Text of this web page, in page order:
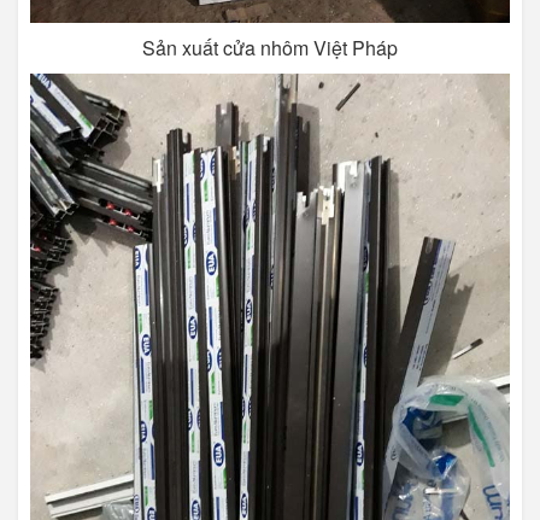
Sản xuất cửa nhôm Việt Pháp